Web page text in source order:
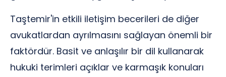
Taştemir'in etkili iletişim becerileri de diğer
avukatlardan ayrılmasını sağlayan önemli bir
faktördür. Basit ve anlaşılır bir dil kullanarak
hukuki terimleri açıklar ve karmaşık konuları